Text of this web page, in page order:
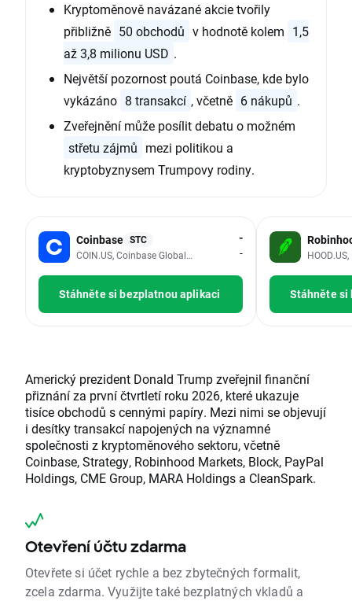
Kryptoměnově navázané akcie tvořily
přibližně 50 obchodů v hodnotě kolem 1,5
až 3,8 milionu USD .
Největší pozornost poutá Coinbase, kde bylo
vykázáno 8 transakcí , včetně 6 nákupů .
Zveřejnění může posílit debatu o možném
střetu zájmů mezi politikou a
kryptobyznysem Trumpovy rodiny.
Coinbase STC
COIN.US, Coinbase Global Inc - Class A
-
-
Stáhněte si bezplatnou aplikaci Stáhněte
Americký prezident Donald Trump zveřejnil finanční
přiznání za první čtvrtletí roku 2026, které ukazuje
tisíce obchodů s cennými papíry. Mezi nimi se objevují
i desítky transakcí napojených na významné
společnosti z kryptoměnového sektoru, včetně
Coinbase, Strategy, Robinhood Markets, Block, PayPal
Holdings, CME Group, MARA Holdings a CleanSpark.
Otevření účtu zdarma
Otevřete si účet rychle a bez zbytečných formalit,
zcela zdarma. Využijte také bezplatných vkladů a